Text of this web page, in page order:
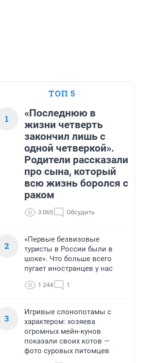
ТОП 5
1
«Последнюю в
жизни четверть
закончил лишь с
одной четверкой».
Родители рассказали
про сына, который
всю жизнь боролся с
раком
3 065 Обсудить
2
«Первые безвизовые
туристы в России были в
шоке». Что больше всего
пугает иностранцев у нас
1 244 1
3
Игривые слонопотамы с
характером: хозяева
огромных мейн-кунов
показали своих котов —
фото суровых питомцев